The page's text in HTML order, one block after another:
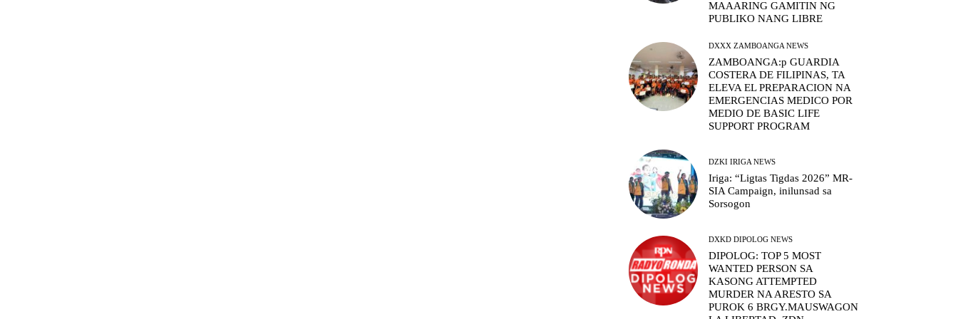
MAAARING GAMITIN NG
PUBLIKO NANG LIBRE
DXXX ZAMBOANGA NEWS
ZAMBOANGA:p GUARDIA
COSTERA DE FILIPINAS, TA
ELEVA EL PREPARACION NA
EMERGENCIAS MEDICO POR
MEDIO DE BASIC LIFE
SUPPORT PROGRAM
DZKI IRIGA NEWS
Iriga: “Ligtas Tigdas 2026” MR-
SIA Campaign, inilunsad sa
Sorsogon
DXKD DIPOLOG NEWS
DIPOLOG: TOP 5 MOST
WANTED PERSON SA
KASONG ATTEMPTED
MURDER NA ARESTO SA
PUROK 6 BRGY.MAUSWAGON